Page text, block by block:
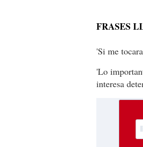
FRASES
'Si me
'Lo
interesa